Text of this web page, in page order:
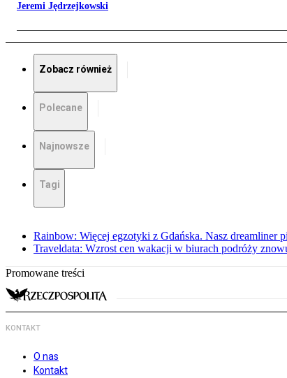
Jeremi Jędrzejkowski
Zobacz również
Polecane
Najnowsze
Tagi
Rainbow: Więcej egzotyki z Gdańska. Nasz dreamliner
Traveldata: Wzrost cen wakacji w biurach podróży
Promowane treści
KONTAKT
O nas
Kontakt